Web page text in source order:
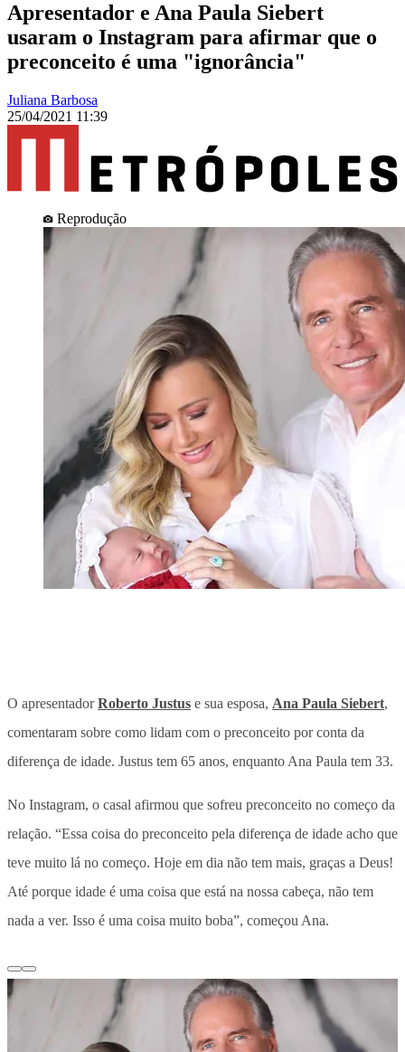
Apresentador e Ana Paula Siebert
usaram o Instagram para afirmar que o
preconceito é uma "ignorância"
Juliana Barbosa
25/04/2021 11:39
Reprodução
O apresentadorRoberto Justus e sua esposa, Ana Paula Siebert,
comentaram sobre como lidam com o preconceito por conta da
diferença de idade. Justus tem 65 anos, enquanto Ana Paula tem 33.
No Instagram, o casal afirmou que sofreu preconceito no começo da
relação. “Essa coisa do preconceito pela diferença de idade acho que
teve muito lá no começo. Hoje em dia não tem mais, graças a Deus!
Até porque idade é uma coisa que está na nossa cabeça, não tem
nada a ver. Isso é uma coisa muito boba”, começou Ana.